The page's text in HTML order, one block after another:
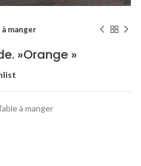
à manger
»Orange »
à manger